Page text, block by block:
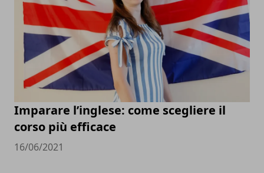
Imparare l’inglese: come scegliere il
corso più efficace
16/06/2021